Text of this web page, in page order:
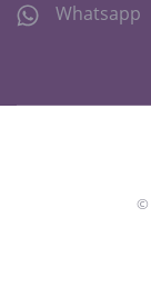
Whatsapp
©